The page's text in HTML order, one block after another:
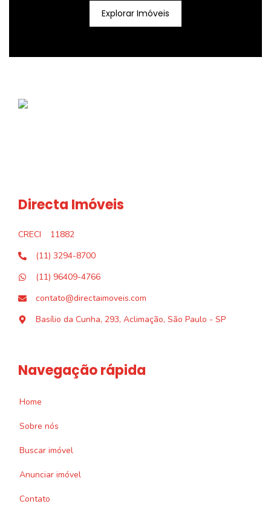
Explorar Imóveis
Directa Imóveis
CRECI
11882
(11) 3294-8700
(11) 96409-4766
contato@directaimoveis.com
Basílio da Cunha, 293, Aclimação, São Paulo - SP
Navegação rápida
Home
Sobre nós
Buscar imóvel
Anunciar imóvel
Contato